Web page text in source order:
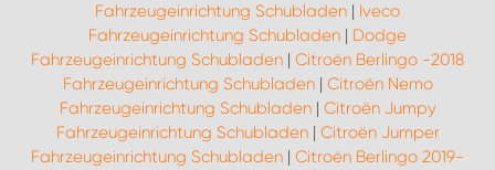
Fahrzeugeinrichtung Schubladen | Iveco
Fahrzeugeinrichtung Schubladen | Dodge
Fahrzeugeinrichtung Schubladen | Citroën Berlingo -2018
Fahrzeugeinrichtung Schubladen| Citroën Nemo
Fahrzeugeinrichtung Schubladen| Citroën Jumpy
Fahrzeugeinrichtung Schubladen| Citroën Jumper
Fahrzeugeinrichtung Schubladen | Citroën Berlingo 2019-